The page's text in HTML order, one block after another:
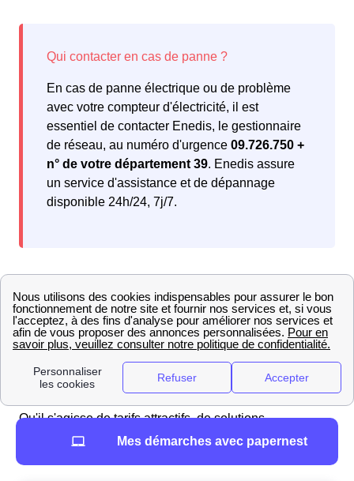
En cas de panne électrique ou de problème
avec votre compteur d'électricité, il est
essentiel de contacter Enedis, le gestionnaire
de réseau, au numéro d'urgence 09.726.750 +
n° de votre département 39. Enedis assure
un service d'assistance et de dépannage
disponible 24h/24, 7j/7.
classement des fournisseurs en 2025
Les Commenaillais peuvent se faire un avis objectif sur
les offres de gaz en les comparant. Découvrez notre
sélection, pensée pour répondre à vosbesoins
énergétiques.
Qu'il s'agisse de tarifs attractifs, de solutions
écologiques ou de services supplémentaires, retrouvez
Mes démarches avec papernest